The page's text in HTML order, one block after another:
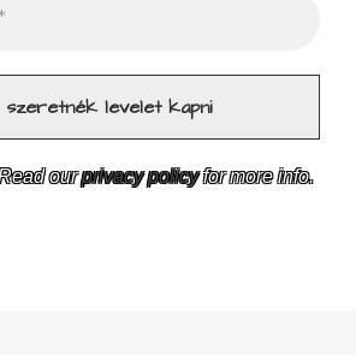
ourprivacy policyfor more info.